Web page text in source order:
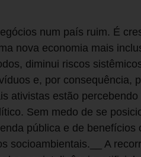
num país ruim. É
nova economia mais
diminui riscos
e, por consequência,
ativistas estão
Sem medo de se
pública e de benefícios
socioambientais.__ A